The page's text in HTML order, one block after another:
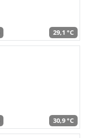
29,1 °C
30,9 °C